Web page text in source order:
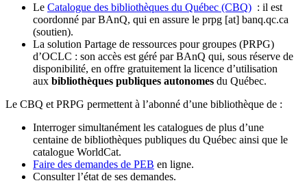
Le Catalogue des bibliothèques du Québec (CBQ) : il est
coordonné par BAnQ, qui en assure le prpg [at] banq.qc.ca
(soutien).
La solution Partage de ressources pour groupes (PRPG)
d’OCLC : son accès est géré par BAnQ qui, sous réserve de
disponibilité, en offre gratuitement la licence d’utilisation
aux bibliothèques publiques autonomes du Québec.
Le CBQ et PRPG permettent à l’abonné d’une bibliothèque de :
Interroger simultanément les catalogues de plus d’une
centaine de bibliothèques publiques du Québec ainsi que le
catalogue WorldCat.
Faire des demandes de PEB en ligne.
Consulter l’état de ses demandes.